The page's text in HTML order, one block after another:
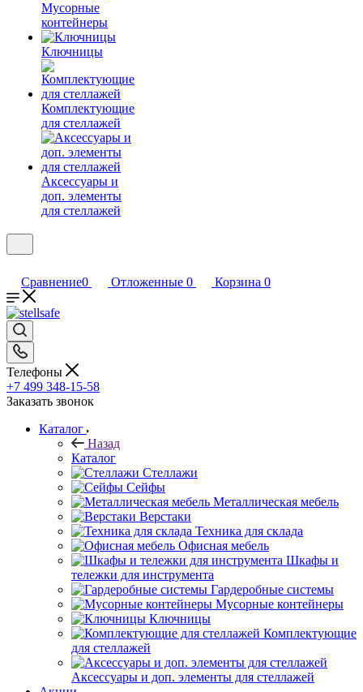
Мусорные
контейнеры
Ключницы
Комплектующие
для стеллажей
Аксессуары и
доп. элементы
для стеллажей
Сравнение0 Отложенные 0 Корзина 0
Телефоны
+7 499 348-15-58
Заказать звонок
Каталог
Назад
Каталог
Стеллажи
Сейфы
Металлическая мебель
Верстаки
Техника для склада
Офисная мебель
Шкафы и
тележки для инструмента
Гардеробные системы
Мусорные контейнеры
Ключницы
Комплектующие
для стеллажей
Аксессуары и доп. элементы для стеллажей